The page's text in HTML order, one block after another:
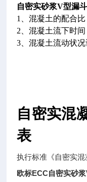
自密实砂浆V型漏
1、混凝土的配合比
2、混凝土流下时间
3、混凝土流动状况
自密实混
表
执行标准《自密实
欧标ECC自密实砂